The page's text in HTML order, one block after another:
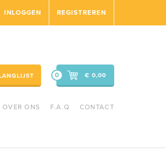
INLOGGEN REGISTREREN
€ 0,00
0
OVER ONS F.A.Q CONTACT